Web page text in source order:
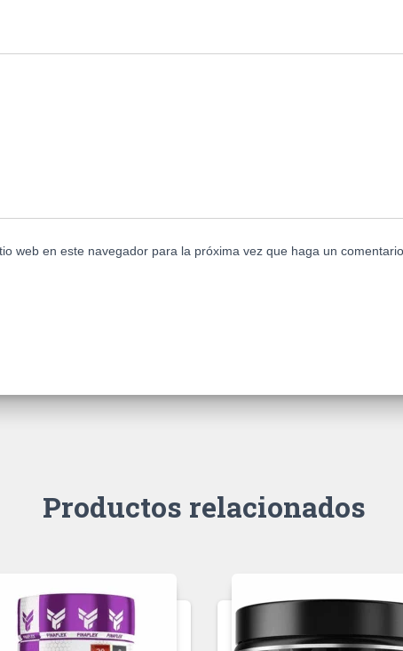
web en este navegador para la próxima vez que haga un
Productos relacionados